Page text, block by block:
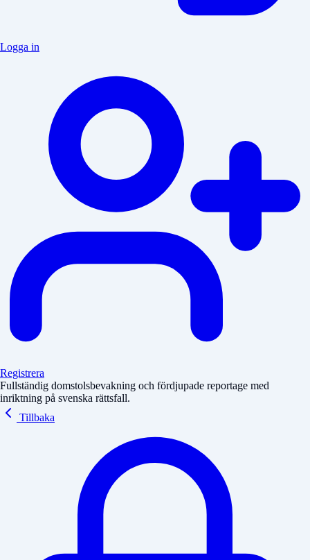
Logga in
Registrera
Fullständig domstolsbevakning och fördjupade reportage med
inriktning på svenska rättsfall.
Tillbaka